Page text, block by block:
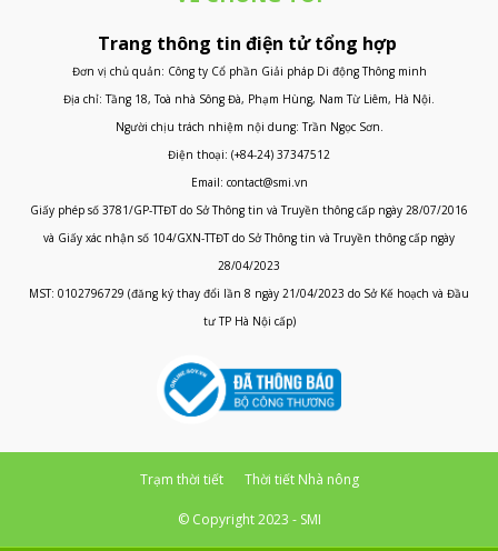
Trang thông tin điện tử tổng hợp
Đơn vị chủ quản: Công ty Cổ phần Giải pháp Di động Thông minh
Địa chỉ: Tầng 18, Toà nhà Sông Đà, Phạm Hùng, Nam Từ Liêm, Hà Nội.
Người chịu trách nhiệm nội dung: Trần Ngọc Sơn.
Điện thoại: (+84-24) 37347512
Email: contact@smi.vn
Giấy phép số 3781/GP-TTĐT do Sở Thông tin và Truyền thông cấp ngày 28/07/2016
và Giấy xác nhận số 104/GXN-TTĐT do Sở Thông tin và Truyền thông cấp ngày
28/04/2023
MST: 0102796729 (đăng ký thay đổi lần 8 ngày 21/04/2023 do Sở Kế hoạch và Đầu
tư TP Hà Nội cấp)
Trạm thời tiết Thời tiết Nhà nông
© Copyright 2023 - SMI